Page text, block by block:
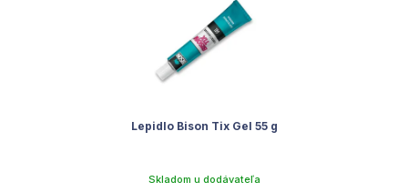
Lepidlo Bison Tix Gel 55 g
Skladom u dodávateľa